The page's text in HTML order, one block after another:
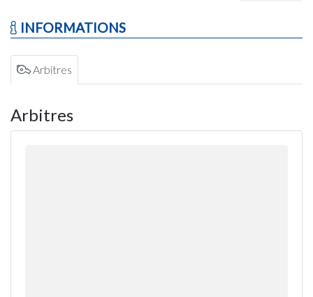
INFORMATIONS
Arbitres
Arbitres